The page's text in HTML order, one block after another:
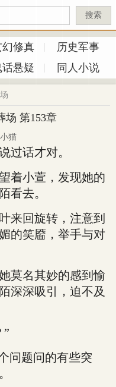
搜索
幻修真
历史军事
话悬疑 同人小说
场 第153章
猫
话才对。
小萱，发现她的
看去。
回旋转，注意到
的笑靥，举手与对
名其妙的感到愉
深深吸引，迫不及
题问的有些突